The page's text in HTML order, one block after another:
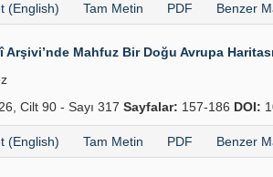
(English) Tam Metin PDF Benzer
Arşivi’nde Mahfuz Bir Doğu Avrupa Haritası
Cilt 90 - Sayı 317 Sayfalar: 157-186 DOI:
(English) Tam Metin PDF Benzer